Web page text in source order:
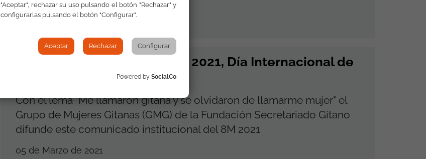
08 de Marzo de 2021
Comunicado 8 de marzo de 2021, Día Internacional de
Con el lema "Me llamaron gitana y se olvidaron de llamarme mujer" el
Grupo de Mujeres Gitanas (GMG) de la Fundación Secretariado Gitano
difunde este comunicado institucional del 8M 2021
05 de Marzo de 2021
"Aceptar", rechazar su uso pulsando el botón "Rechazar" y
configurarlas pulsando el botón "Configurar".
Aceptar Rechazar Configurar
Powered by SocialCo